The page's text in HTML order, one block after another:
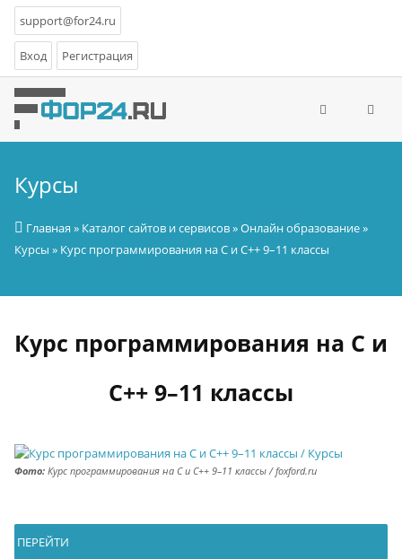
support@for24.ru
Вход Регистрация
Курсы
Главная » Каталог сайтов и сервисов»Онлайн образование»
Курсы » Курс программирования на C и C++ 9–11 классы
Курс программирования на C и
C++ 9–11 классы
Фото:Курс программирования на C и C++ 9–11 классы / foxford.ru
ПЕРЕЙТИ